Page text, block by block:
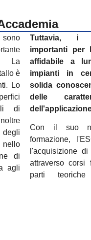
sono
La
è
Lo
di
degli
di
agli
Tuttavia, i
importanti per
affidabile a
impianti in
solida
delle
Con il suo
formazione,
l'acquisizione
attraverso
parti